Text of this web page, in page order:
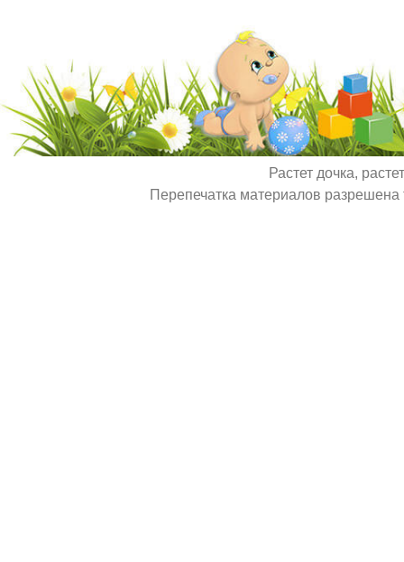
Растет дочка,
Перепечатка материалов разрешена